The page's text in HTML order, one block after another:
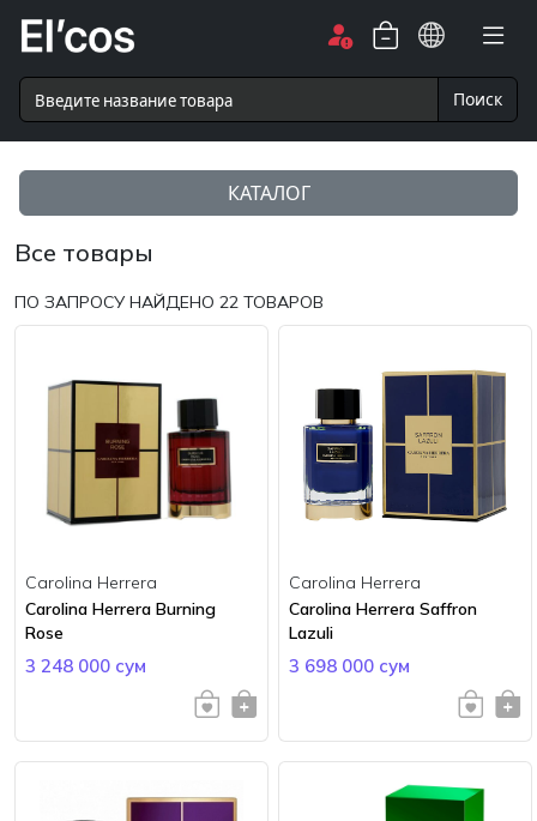
Поиск
КАТАЛОГ
Все товары
ПО ЗАПРОСУ НАЙДЕНО 22 ТОВАРОВ
Carolina Herrera
Carolina Herrera Burning
Rose
3 248 000 сум
Carolina Herrera
Carolina Herrera Saffron
Lazuli
3 698 000 сум